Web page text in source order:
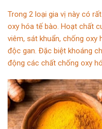
Trong 2 loại gia vị này có
oxy hóa tế bào. Hoạt chất
viêm, sát khuẩn, chống oxy
độc gan. Đặc biệt khoáng
động các chất chống oxy